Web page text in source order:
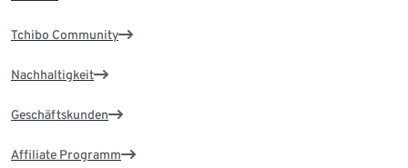
Tchibo Community
Nachhaltigkeit
Geschäftskunden
Affiliate Programm